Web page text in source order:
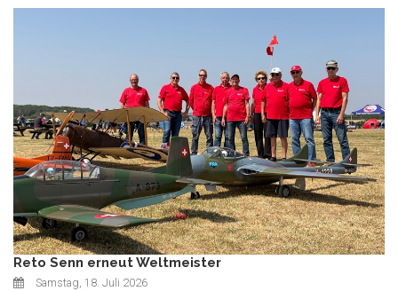
Reto Senn erneut Weltmeister
Samstag, 18. Juli 2026